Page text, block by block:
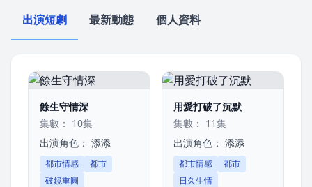
出演短劇 最新動態 個人資料
餘生守情深
集數： 10集
出演角色： 添添
都市情感
都市
破鏡重圓
用愛打破了沉默
集數： 11集
出演角色： 添添
都市情感
都市
日久生情